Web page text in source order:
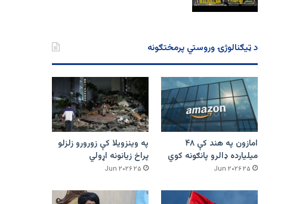
د ټیګنالوژۍ وروستي پرمختګونه
امازون په هند کې ۴۸
میلیارده ډالرو پانګونه کوي
۲۵ Jun ۲۰۲۶
په وینزویلا کې زورورو زلزلو
پراخ زیانونه اړولي
۲۵ Jun ۲۰۲۶